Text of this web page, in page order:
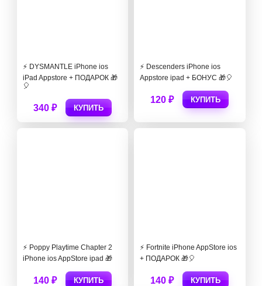
⚡️ DYSMANTLE iPhone ios
iPad Appstore + ПОДАРОК 🎁
🎈
340 ₽ КУПИТЬ
⚡️ Descenders iPhone ios
Appstore ipad + БОНУС 🎁🎈
120 ₽ КУПИТЬ
⚡️ Poppy Playtime Chapter 2
iPhone ios AppStore ipad 🎁
140 ₽ КУПИТЬ
⚡️ Fortnite iPhone AppStore ios
+ ПОДАРОК 🎁🎈
140 ₽ КУПИТЬ